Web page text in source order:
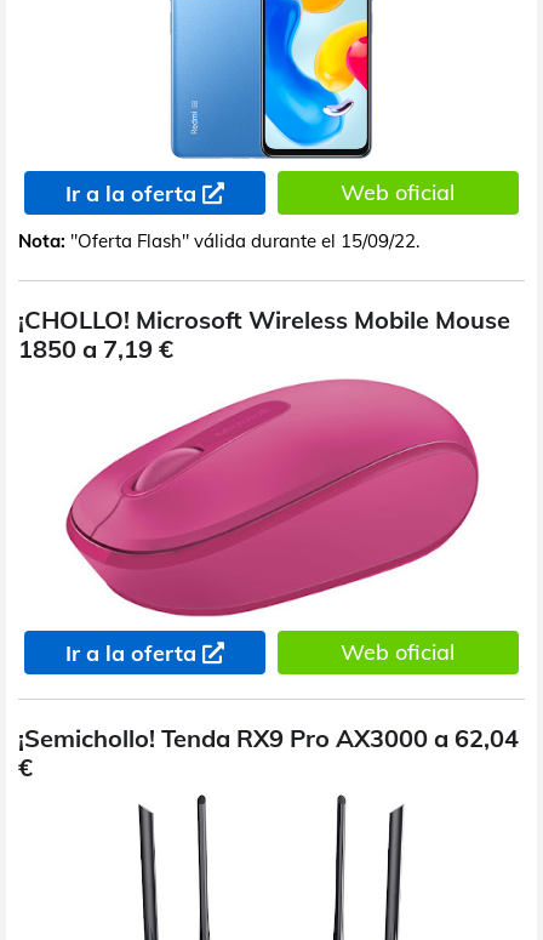
Ir a la oferta Web oficial
Nota: "Oferta Flash" válida durante el 15/09/22.
¡CHOLLO! Microsoft Wireless Mobile Mouse
1850 a 7,19 €
Ir a la oferta Web oficial
¡Semichollo! Tenda RX9 Pro AX3000 a 62,04
€